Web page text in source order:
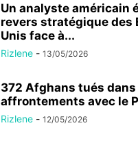
Un analyste américain
revers stratégique des
Unis face à...
Rizlene - 13/05/2026
372 Afghans tués dans
affrontements avec le
Rizlene - 12/05/2026